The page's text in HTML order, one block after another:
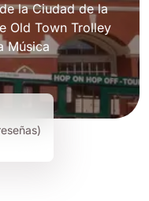
la Ciudad de la
Old Town Trolley
Música